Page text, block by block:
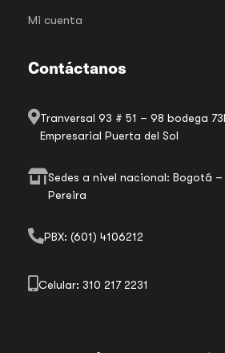
Mi cuenta
Contáctanos
Tranversal 93 # 51 – 98 bodega
Empresarial Puerta del Sol
Sedes a nivel nacional: Bogotá
Pereira
PBX: (601) 4106212
Celular: 310 217 2231